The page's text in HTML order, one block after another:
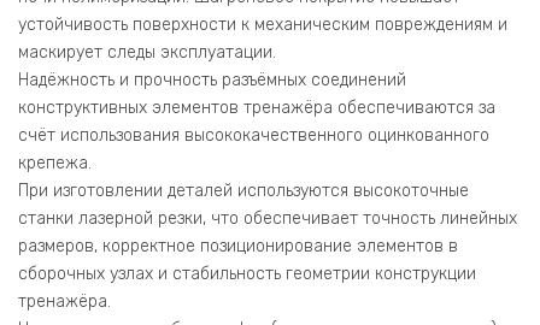
устойчивость поверхности к механическим повреждениям и
маскирует следы эксплуатации.
Надёжность и прочность разъёмных соединений
конструктивных элементов тренажёра обеспечиваются за
счёт использования высококачественного оцинкованного
крепежа.
При изготовлении деталей используются высокоточные
станки лазерной резки, что обеспечивает точность линейных
размеров, корректное позиционирование элементов в
сборочных узлах и стабильность геометрии конструкции
тренажёра.